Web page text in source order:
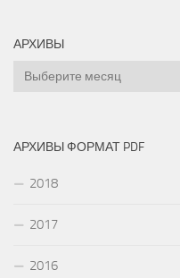
АРХИВЫ
Архивы
АРХИВЫ ФОРМАТ PDF
2018
2017
2016